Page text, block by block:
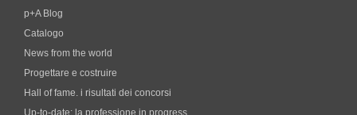
p+A Blog
Catalogo
News from the world
Progettare e costruire
Hall of fame. i risultati dei concorsi
Up-to-date: la professione in progress